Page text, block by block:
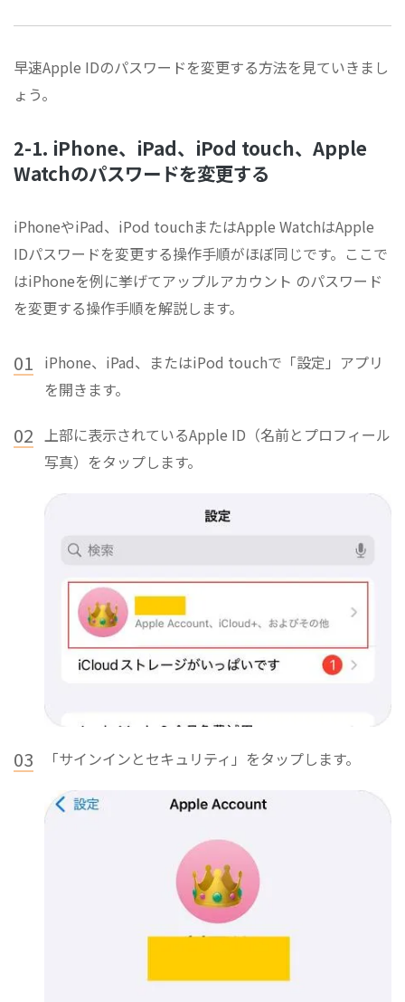
早速Apple IDのパスワードを変更する方法を見ていきまし
ょう。
2-1. iPhone、iPad、iPod touch、Apple
Watchのパスワードを変更する
iPhoneやiPad、iPod touchまたはApple WatchはApple
IDパスワードを変更する操作手順がほぼ同じです。ここで
はiPhoneを例に挙げてアップルアカウント のパスワード
を変更する操作手順を解説します。
01 iPhone、iPad、またはiPod touchで「設定」アプリ
を開きます。
02
上部に表示されているApple ID（名前とプロフィール
写真）をタップします。
03 「サインインとセキュリティ」をタップします。